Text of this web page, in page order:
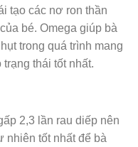
tạo các nơ ron thần
bé. Omega giúp bà
trong quá trình mang
thái tốt nhất.
2,3 lần rau diếp nên
nhiên tốt nhất để bà